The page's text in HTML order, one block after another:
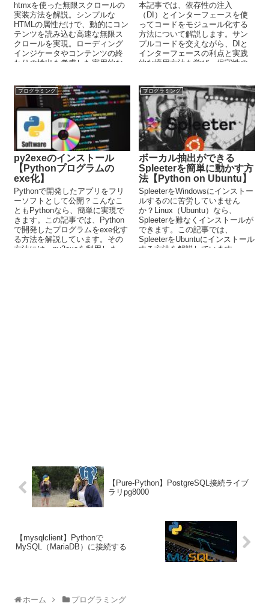
htmxを使った無限スクロールの
実装方法を解説。シンプルな
HTMLの属性だけで、動的にコン
テンツを読み込む高速な無限ス
クロールを実現。ローディング
インジケータやコンテンツの終
わりの検出も考慮した実用的な
本記事では、依存性の注入
（DI）とインターフェースを使
ってコードをモジュール化する
方法について解説します。サン
プルコードを交えながら、DIと
インターフェースの利点と実践
的な適用方法を学び、保守性の
プログラミング
py2exeのインストール
【Pythonプログラムの
exe化】
Pythonで開発したアプリをフリ
ーソフトとして公開？こんなこ
ともPythonなら、簡単に実現で
きます。この記事では、Python
で開発したプログラムをexe化す
る方法を解説しています。その
方法には、py2exeを利用しま
プログラミング
ボーカル抽出ができる
Spleeterを簡単に動かす方
法【Python on Ubuntu】
SpleeterをWindowsにインストー
ルするのに苦労していません
か？Linux（Ubuntu）なら、
Spleeterを難なくインストールが
できます。この記事では、
SpleeterをUbuntuにインストール
する方法を解説しています。
【Pure-Python】PostgreSQL接続ライブ
ラリpg8000
【mysqlclient】Pythonで
MySQL（MariaDB）に接続する
ホーム プログラミング